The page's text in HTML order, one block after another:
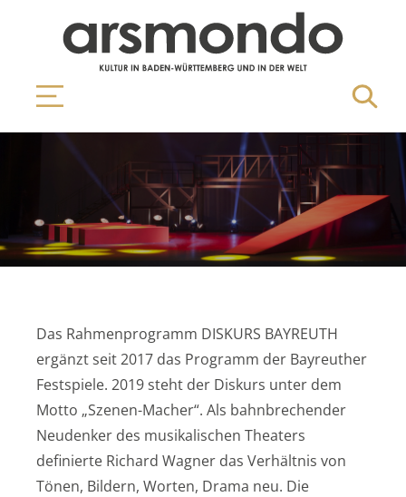
Das Rahmenprogramm DISKURS BAYREUTH
ergänzt seit 2017 das Programm der Bayreuther
Festspiele. 2019 steht der Diskurs unter dem
Motto „Szenen-Macher“. Als bahnbrechender
Neudenker des musikalischen Theaters
definierte Richard Wagner das Verhältnis von
Tönen, Bildern, Worten, Drama neu. Die